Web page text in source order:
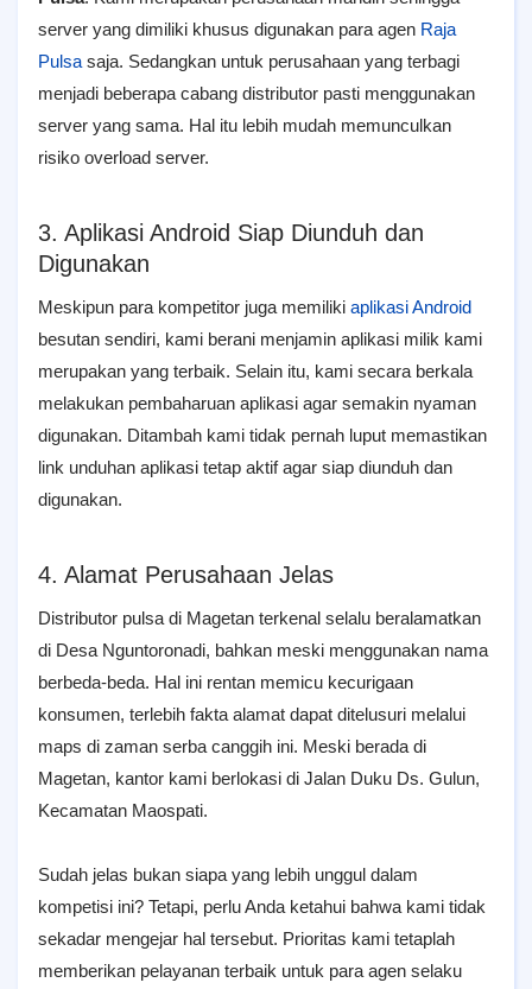
server yang dimiliki khusus digunakan para agen Raja
Pulsa saja. Sedangkan untuk perusahaan yang terbagi
menjadi beberapa cabang distributor pasti menggunakan
server yang sama. Hal itu lebih mudah memunculkan
risiko overload server.
3. Aplikasi Android Siap Diunduh dan
Digunakan
Meskipun para kompetitor juga memiliki aplikasi Android
besutan sendiri, kami berani menjamin aplikasi milik kami
merupakan yang terbaik. Selain itu, kami secara berkala
melakukan pembaharuan aplikasi agar semakin nyaman
digunakan. Ditambah kami tidak pernah luput memastikan
link unduhan aplikasi tetap aktif agar siap diunduh dan
digunakan.
4. Alamat Perusahaan Jelas
Distributor pulsa di Magetan terkenal selalu beralamatkan
di Desa Nguntoronadi, bahkan meski menggunakan nama
berbeda-beda. Hal ini rentan memicu kecurigaan
konsumen, terlebih fakta alamat dapat ditelusuri melalui
maps di zaman serba canggih ini. Meski berada di
Magetan, kantor kami berlokasi di Jalan Duku Ds. Gulun,
Kecamatan Maospati.
Sudah jelas bukan siapa yang lebih unggul dalam
kompetisi ini? Tetapi, perlu Anda ketahui bahwa kami tidak
sekadar mengejar hal tersebut. Prioritas kami tetaplah
memberikan pelayanan terbaik untuk para agen selaku